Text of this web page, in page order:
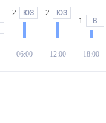
2 ЮЗ
06:00
2 ЮЗ
12:00
1 В
18:00